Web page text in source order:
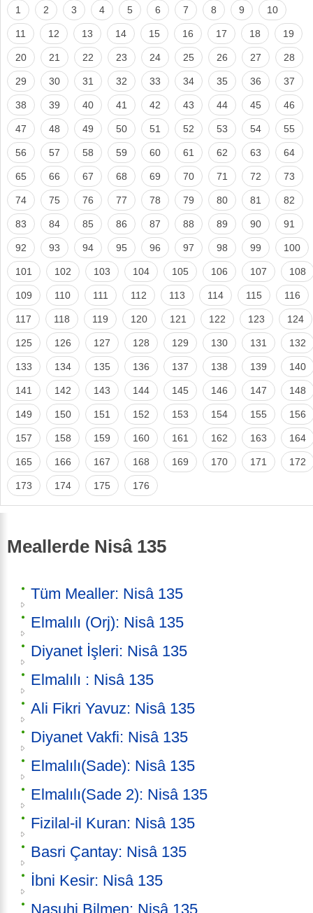
1 2 3 4 5 6 7 8 9 10
11 12 13 14 15 16 17 18 19
20 21 22 23 24 25 26 27 28
29 30 31 32 33 34 35 36 37
38 39 40 41 42 43 44 45 46
47 48 49 50 51 52 53 54 55
56 57 58 59 60 61 62 63 64
65 66 67 68 69 70 71 72 73
74 75 76 77 78 79 80 81 82
83 84 85 86 87 88 89 90 91
92 93 94 95 96 97 98 99 100
101 102 103 104 105 106 107 108
109 110 111 112 113 114 115 116
117 118 119 120 121 122 123 124
125 126 127 128 129 130 131 132
133 134 135 136 137 138 139 140
141 142 143 144 145 146 147 148
149 150 151 152 153 154 155 156
157 158 159 160 161 162 163 164
165 166 167 168 169 170 171 172
173 174 175 176
Meallerde Nisâ 135
Tüm Mealler: Nisâ 135
Elmalılı (Orj): Nisâ 135
Diyanet İşleri: Nisâ 135
Elmalılı : Nisâ 135
Ali Fikri Yavuz: Nisâ 135
Diyanet Vakfi: Nisâ 135
Elmalılı(Sade): Nisâ 135
Elmalılı(Sade 2): Nisâ 135
Fizilal-il Kuran: Nisâ 135
Basri Çantay: Nisâ 135
İbni Kesir: Nisâ 135
Nasuhi Bilmen: Nisâ 135